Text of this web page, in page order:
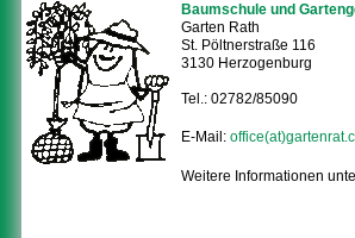
Baumschule und
Garten Rath
St. Pöltnerstraße 116
3130 Herzogenburg
Tel.: 02782/85090
E-Mail:
Weitere Informationen